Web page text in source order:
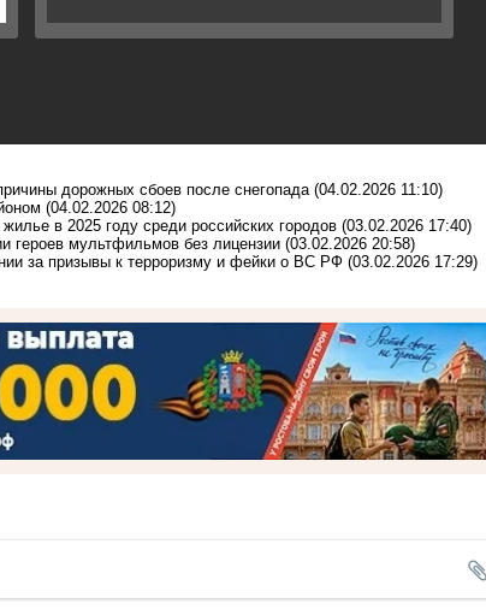
дорожных сбоев после снегопада (04.02.2026 11:10)
(04.02.2026 08:12)
в 2025 году среди российских городов (03.02.2026 17:40)
героев мультфильмов без лицензии (03.02.2026 20:58)
за призывы к терроризму и фейки о ВС РФ (03.02.2026 17:29)